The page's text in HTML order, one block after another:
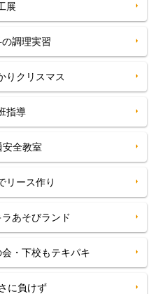
展
調理実習
りクリスマス
指導
全教室
リース作り
あそびランド
・下校もテキパキ
に負けず